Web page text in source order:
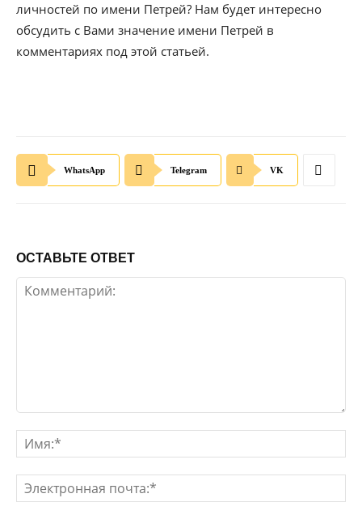
личностей по имени Петрей? Нам будет интересно
обсудить с Вами значение имени Петрей в
комментариях под этой статьей.
WhatsApp Telegram VK
ОСТАВЬТЕ ОТВЕТ